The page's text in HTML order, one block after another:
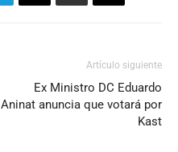
Artículo siguiente
Ex Ministro DC Eduardo
Aninat anuncia que votará por
Kast